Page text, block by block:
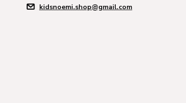
kidsnoemi.shop@gmail.com